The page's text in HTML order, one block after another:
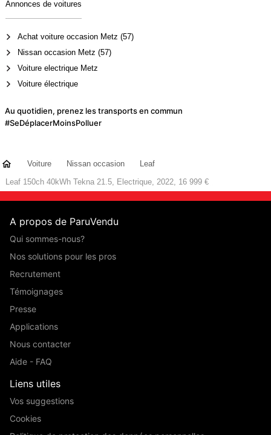
Annonces de voitures
Achat voiture occasion Metz (57)
Nissan occasion Metz (57)
Voiture electrique Metz
Voiture électrique
Au quotidien, prenez les transports en commun
#SeDéplacerMoinsPolluer
Voiture Nissan occasion
Leaf
Leaf 150ch 40kWh Tekna 21.5, Electrique, 2022, 16 999 €
A propos de ParuVendu
Qui sommes-nous?
Nos solutions pour les pros
Recrutement
Témoignages
Presse
Applications
Nous contacter
Aide - FAQ
Liens utiles
Vos suggestions
Cookies